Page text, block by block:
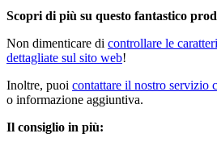
Scopri di più su questo fantastico
Non dimenticare di controllare le
dettagliate sul sito web!
Inoltre, puoi contattare il nostro servizio
o informazione aggiuntiva.
Il consiglio in più: